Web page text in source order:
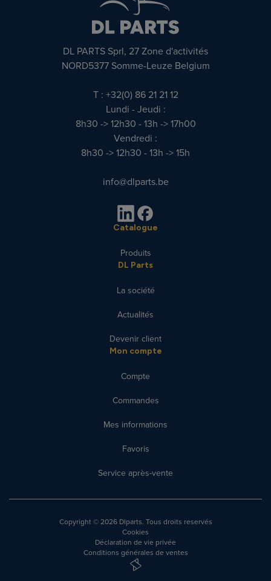
DL PARTS Sprl, 27 Zone d'activités
NORD5377 Somme-Leuze Belgium
T : +32(0) 86 21 21 12
Lundi - Jeudi :
8h30 -> 12h30 - 13h -> 17h00
Vendredi :
8h30 -> 12h30 - 13h -> 15h
info@dlparts.be
Catalogue
Produits
DL Parts
La société
Actualités
Devenir client
Mon compte
Compte
Commandes
Mes informations
Favoris
Service après-vente
Copyright© 2026 Dlparts. Tous droits reservés
Cookies
Déclaration de vie privée
Conditions générales de ventes